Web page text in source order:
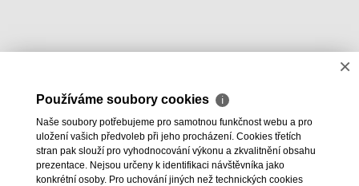
×
Používáme soubory cookies ℹ
Naše soubory potřebujeme pro samotnou funkčnost webu a pro
uložení vašich předvoleb při jeho procházení. Cookies třetích
stran pak slouží pro vyhodnocování výkonu a zkvalitnění obsahu
prezentace. Nejsou určeny k identifikaci návštěvníka jako
konkrétní osoby. Pro uchování jiných než technických cookies